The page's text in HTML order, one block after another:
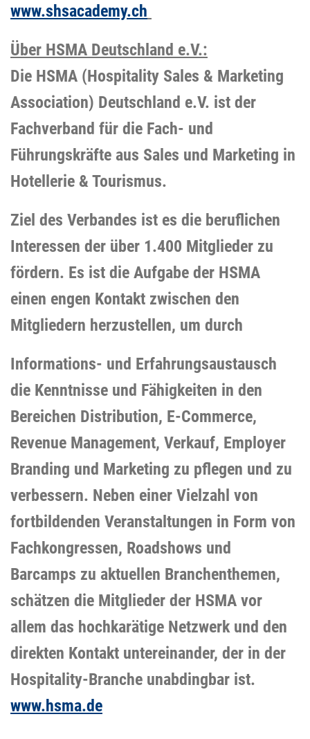
www.shsacademy.ch
Über HSMA Deutschland e.V.:
Die HSMA (Hospitality Sales & Marketing
Association) Deutschland e.V. ist der
Fachverband für die Fach- und
Führungskräfte aus Sales und Marketing in
Hotellerie & Tourismus.
Ziel des Verbandes ist es die beruflichen
Interessen der über 1.400 Mitglieder zu
fördern. Es ist die Aufgabe der HSMA
einen engen Kontakt zwischen den
Mitgliedern herzustellen, um durch
Informations- und Erfahrungsaustausch
die Kenntnisse und Fähigkeiten in den
Bereichen Distribution, E-Commerce,
Revenue Management, Verkauf, Employer
Branding und Marketing zu pflegen und zu
verbessern. Neben einer Vielzahl von
fortbildenden Veranstaltungen in Form von
Fachkongressen, Roadshows und
Barcamps zu aktuellen Branchenthemen,
schätzen die Mitglieder der HSMA vor
allem das hochkarätige Netzwerk und den
direkten Kontakt untereinander, der in der
Hospitality-Branche unabdingbar ist.
www.hsma.de